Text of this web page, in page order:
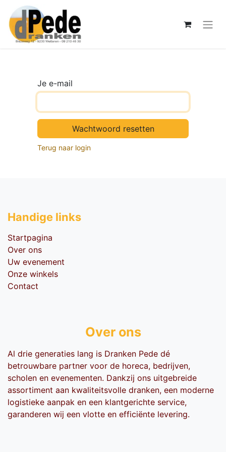
Je e-mail
Wachtwoord resetten
Terug naar login
Handige li​nks
Startpagina
Over ons
Uw evenement
Onze winkels
Contact
Over ons
Al drie generaties lang is Dranken Pede dé
betrouwbare partner voor de horeca, bedrijven,
scholen en evenementen. Dankzij ons uitgebreide
assortiment aan kwaliteitsvolle dranken, een moderne
logistieke aanpak en een klantgerichte service,
garanderen wij een vlotte en efficiënte levering.